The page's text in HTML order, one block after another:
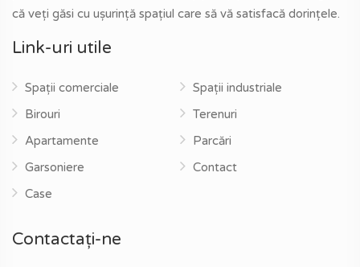
că veți găsi cu ușurință spațiul care să vă satisfacă dorințele.
Link-uri utile
Spații comerciale
Birouri
Apartamente
Garsoniere
Case
Spații industriale
Terenuri
Parcări
Contact
Contactați-ne